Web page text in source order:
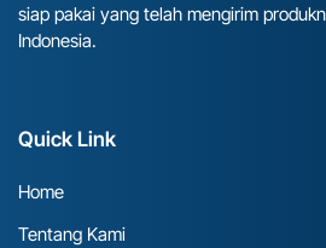
siap pakai yang telah mengirim
Indonesia.
Quick Link
Home
Tentang Kami